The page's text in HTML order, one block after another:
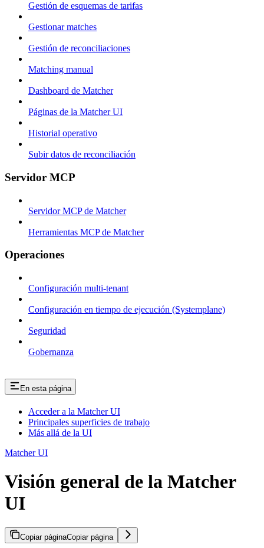
Gestión de esquemas de tarifas
Gestionar matches
Gestión de reconciliaciones
Matching manual
Dashboard de Matcher
Páginas de la Matcher UI
Historial operativo
Subir datos de reconciliación
Servidor MCP
Servidor MCP de Matcher
Herramientas MCP de Matcher
Operaciones
Configuración multi-tenant
Configuración en tiempo de ejecución (Systemplane)
Seguridad
Gobernanza
En esta página
Acceder a la Matcher UI
Principales superficies de trabajo
Más allá de la UI
Matcher UI
Visión general de la Matcher
UI
Copiar páginaCopiar página